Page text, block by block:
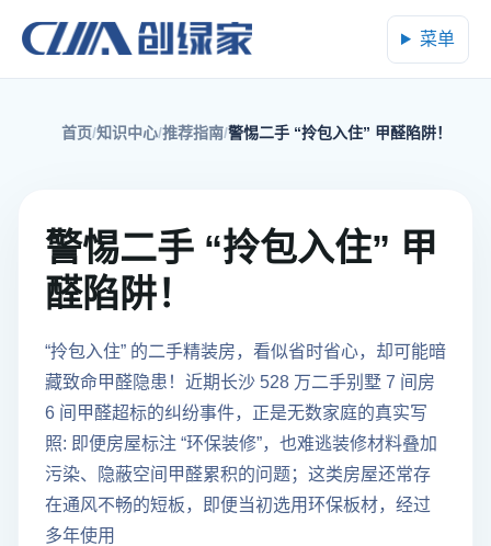
菜单
首页 知识中心 推荐指南 警惕二手 “拎包入住” 甲醛陷阱！
警惕二手 “拎包入住” 甲
醛陷阱！
“拎包入住” 的二手精装房，看似省时省心，却可能暗
藏致命甲醛隐患！近期长沙 528 万二手别墅 7 间房
6 间甲醛超标的纠纷事件，正是无数家庭的真实写
照: 即便房屋标注 “环保装修”，也难逃装修材料叠加
污染、隐蔽空间甲醛累积的问题；这类房屋还常存
在通风不畅的短板，即便当初选用环保板材，经过
多年使用